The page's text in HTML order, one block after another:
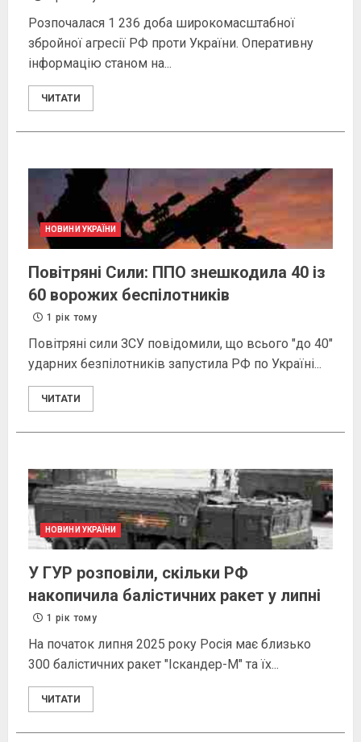
Розпочалася 1 236 доба широкомасштабної
збройної агресії РФ проти України . Оперативну
інформацію станом на...
ЧИТАТИ
НОВИНИ УКРАЇНИ
Повітряні Сили: ППО знешкодила 40 із
60 ворожих беспілотників
1 рік тому
Повітряні сили ЗСУ повідомили , що всього "до 40"
ударних безпілотників запустила РФ по Україні...
ЧИТАТИ
НОВИНИ УКРАЇНИ
У ГУР розповіли, скільки РФ
накопичила балістичних ракет у липні
1 рік тому
На початок липня 2025 року Росія має близько
300 балістичних ракет "Іскандер-М" та їх...
ЧИТАТИ